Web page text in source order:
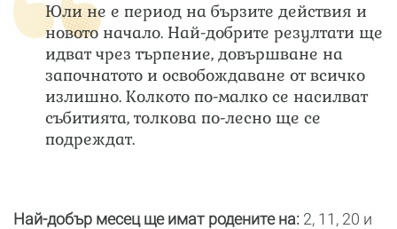
Юли не е период на бързите действия и
новото начало. Най-добрите резултати ще
идват чрез търпение, довършване на
започнатото и освобождаване от всичко
излишно. Колкото по-малко се насилват
събитията, толкова по-лесно ще се
подреждат.
Най-добър месец ще имат родените на: 2, 11, 20 и